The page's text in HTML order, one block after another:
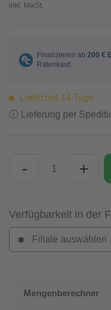
inkl. MwSt.
Lieferzeit 14 Tage
ⓘ Lieferung per
- +
Verfügbarkeit in der
Filiale auswählen
Mengenberechner